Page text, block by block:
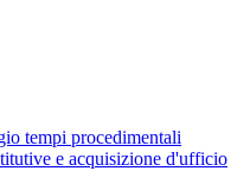
tempi procedimentali
e acquisizione d'ufficio